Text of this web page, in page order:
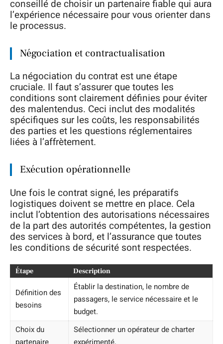
conseillé de choisir un partenaire fiable qui aura
l’expérience nécessaire pour vous orienter dans
le processus.
Négociation et contractualisation
La négociation du contrat est une étape
cruciale. Il faut s’assurer que toutes les
conditions sont clairement définies pour éviter
des malentendus. Ceci inclut des modalités
spécifiques sur les coûts, les responsabilités
des parties et les questions réglementaires
liées à l’affrètement.
Exécution opérationnelle
Une fois le contrat signé, les préparatifs
logistiques doivent se mettre en place. Cela
inclut l’obtention des autorisations nécessaires
de la part des autorités compétentes, la gestion
des services à bord, et l’assurance que toutes
les conditions de sécurité sont respectées.
Étape Description
Définition des
besoins
Établir la destination, le nombre de
passagers, le service nécessaire et le
budget.
Choix du
Sélectionner un opérateur de charter